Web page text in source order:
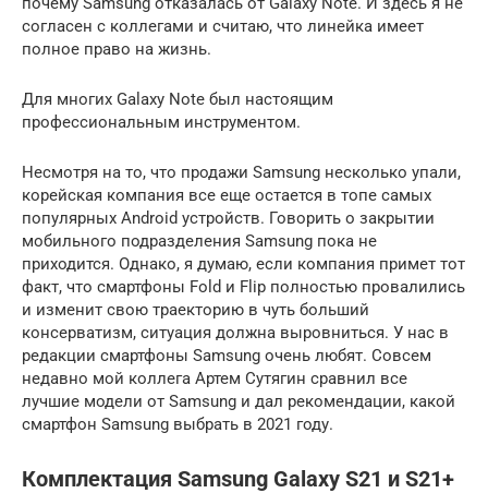
согласен с коллегами и считаю, что линейка имеет
полное право на жизнь.
Для многих Galaxy Note был настоящим
профессиональным инструментом.
Несмотря на то, что продажи Samsung несколько упали,
корейская компания все еще остается в топе самых
популярных Android устройств. Говорить о закрытии
мобильного подразделения Samsung пока не
приходится. Однако, я думаю, если компания примет тот
факт, что смартфоны Fold и Flip полностью провалились
и изменит свою траекторию в чуть больший
консерватизм, ситуация должна выровниться. У нас в
редакции смартфоны Samsung очень любят. Совсем
недавно мой коллега Артем Сутягин сравнил все
лучшие модели от Samsung и дал рекомендации, какой
смартфон Samsung выбрать в 2021 году.
Комплектация Samsung Galaxy S21 и S21+